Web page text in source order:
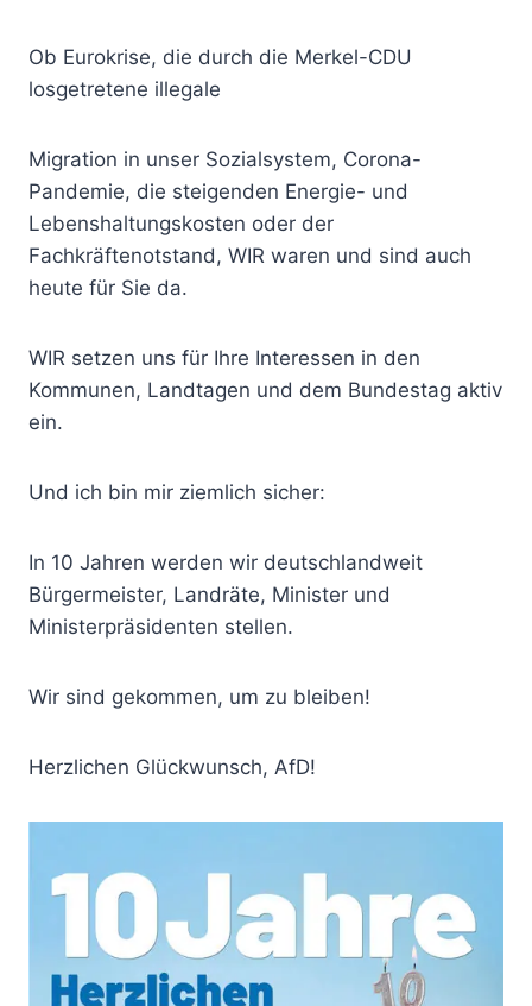
Ob Eurokrise, die durch die Merkel-CDU
losgetretene illegale
Migration in unser Sozialsystem, Corona-
Pandemie, die steigenden Energie- und
Lebenshaltungskosten oder der
Fachkräftenotstand, WIR waren und sind auch
heute für Sie da.
WIR setzen uns für Ihre Interessen in den
Kommunen, Landtagen und dem Bundestag aktiv
ein.
Und ich bin mir ziemlich sicher:
In 10 Jahren werden wir deutschlandweit
Bürgermeister, Landräte, Minister und
Ministerpräsidenten stellen.
Wir sind gekommen, um zu bleiben!
Herzlichen Glückwunsch, AfD!